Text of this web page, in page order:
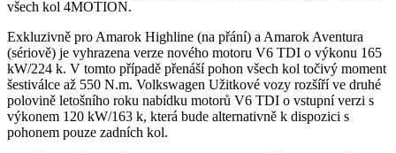
všech kol 4MOTION.
Exkluzivně pro Amarok Highline (na přání) a Amarok Aventura
(sériově) je vyhrazena verze nového motoru V6 TDI o výkonu 165
kW/224 k. V tomto případě přenáší pohon všech kol točivý moment
šestiválce až 550 N.m. Volkswagen Užitkové vozy rozšíří ve druhé
polovině letošního roku nabídku motorů V6 TDI o vstupní verzi s
výkonem 120 kW/163 k, která bude alternativně k dispozici s
pohonem pouze zadních kol.